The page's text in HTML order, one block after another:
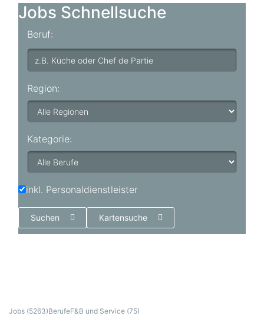
Jobs Schnellsuche
Beruf:
Region:
Kategorie:
inkl. Personaldienstleister
Suchen Kartensuche
Jobs (5263)BerufeF&B und Service (75)